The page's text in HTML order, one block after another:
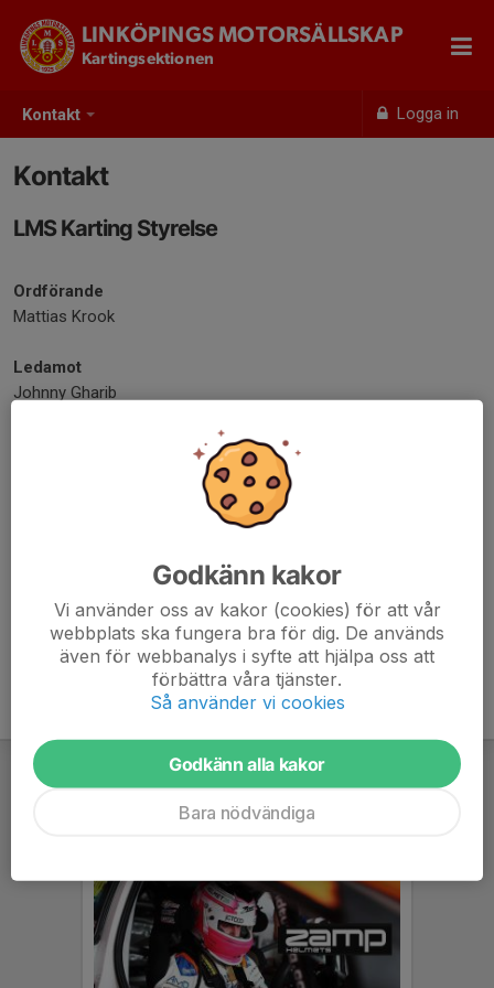
Kontakt Logga in
LINKÖPINGS MOTORSÄLLSKAP
Kartingsektionen
Kontakt
LMS Karting Styrelse
Ordförande
Mattias Krook
Ledamot
Johnny Gharib
e-post: karting@lms.se
Godkänn kakor
Vi använder oss av kakor (cookies) för att vår
webbplats ska fungera bra för dig. De används
även för webbanalys i syfte att hjälpa oss att
förbättra våra tjänster.
Så använder vi cookies
Godkänn alla kakor
Bara nödvändiga